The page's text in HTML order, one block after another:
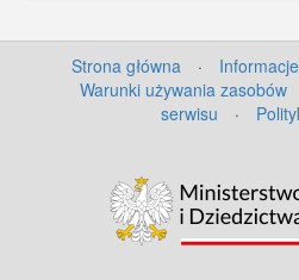
Strona główna ·
Warunki używania zasobów
serwisu
·